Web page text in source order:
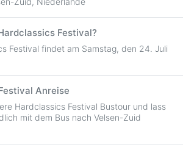
Festival?
Festival findet am Samstag, den 24. Juli
Anreise
Hardclassics Festival Bustour und lass
mit dem Bus nach Velsen-Zuid